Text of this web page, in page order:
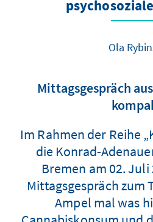
Ola
Mittagsgespräch
Im Rahmen der Reihe
die Konrad-
Bremen am 02. Juli
Mittagsgespräch zum
Ampel mal was